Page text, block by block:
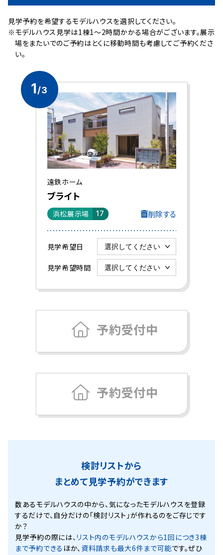
⾒学予約を希望するモデルハウスを選択してください。
※モデルハウス見学は1棟1～2時間かかる場合がございます。展示
場をまたいでのご予約はとくに移動時間も考慮してご予約くださ
い。
1/3
遠鉄ホーム
ブライト
浜松展示場 17 削除する
見学希望日
見学希望時間
予約受付中
予約受付中
検討リストから
まとめて見学予約ができます
数あるモデルハウスの中から、気になったモデルハウスを登録
するだけで、 自分だけの「検討リスト」が作れるのをご存じです
か？
見学予約の際には、 リスト内のモデルハウスから1回につき3棟
まで予約できる ほか、 資料請求も最大6件まで可能です。ぜひ